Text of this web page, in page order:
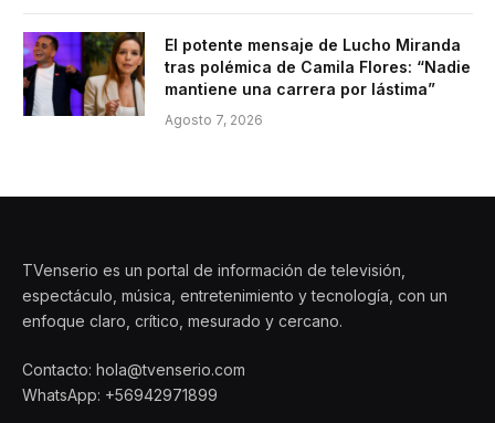
El potente mensaje de Lucho Miranda
tras polémica de Camila Flores: “Nadie
mantiene una carrera por lástima”
Agosto 7, 2026
TVenserio es un portal de información de televisión,
espectáculo, música, entretenimiento y tecnología, con un
enfoque claro, crítico, mesurado y cercano.
Contacto: hola@tvenserio.com
WhatsApp: +56942971899